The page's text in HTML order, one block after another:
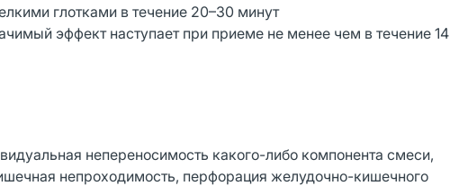
глотками в течение 20–30 минут
эффект наступает при приеме не менее чем в течение 14
непереносимость какого-либо компонента смеси,
непроходимость, перфорация желудочно-кишечного